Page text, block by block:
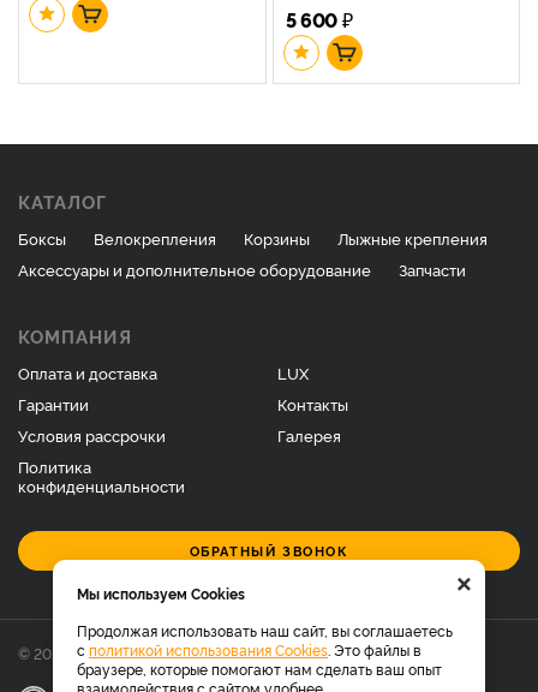
5 600₽
КАТАЛОГ
Боксы Велокрепления Корзины
Лыжные крепления
Аксессуары и дополнительное оборудование
Запчасти
КОМПАНИЯ
Оплата и доставка
Гарантии
Условия рассрочки
Политика
конфиденциальности
LUX
Контакты
Галерея
ОБРАТНЫЙ ЗВОНОК
© 2026 Фирменный магазин багажников LUX.
×
Мы используем Cookies
Продолжая использовать наш сайт, вы соглашаетесь
с политикой использования Cookies . Это файлы в
браузере, которые помогают нам сделать ваш опыт
взаимодействия с сайтом удобнее.